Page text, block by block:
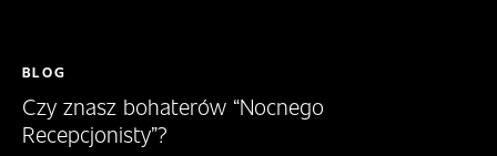
R
O
G
BLOG
Czy znasz bohaterów “Nocnego
Recepcjonisty”?